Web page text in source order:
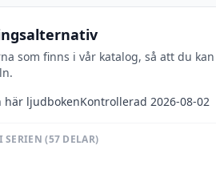
som finns i vår katalog, så att du
här ljudbokenKontrollerad 2026-08-02
(57 DELAR)